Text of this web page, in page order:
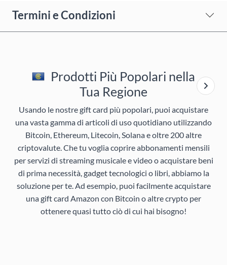
Termini e Condizioni
Prodotti Più Popolari nella
Tua Regione
Usando le nostre gift card più popolari, puoi acquistare
una vasta gamma di articoli di uso quotidiano utilizzando
Bitcoin, Ethereum, Litecoin, Solana e oltre 200 altre
criptovalute. Che tu voglia coprire abbonamenti mensili
per servizi di streaming musicale e video o acquistare beni
di prima necessità, gadget tecnologici o libri, abbiamo la
soluzione per te. Ad esempio, puoi facilmente acquistare
una gift card Amazon con Bitcoin o altre crypto per
ottenere quasi tutto ciò di cui hai bisogno!